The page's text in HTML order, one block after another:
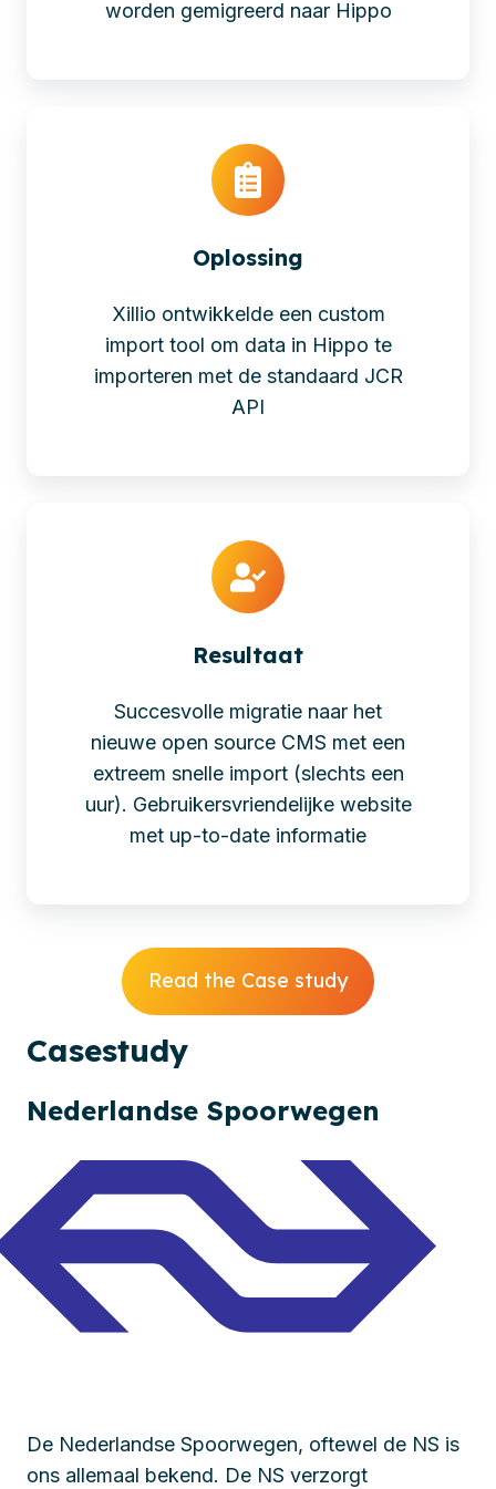
worden gemigreerd naar Hippo
Oplossing
Xillio ontwikkelde een custom
import tool om data in Hippo te
importeren met de standaard JCR
API
Resultaat
Succesvolle migratie naar het
nieuwe open source CMS met een
extreem snelle import (slechts een
uur). Gebruikersvriendelijke website
met up-to-date informatie
Read the Case study
Casestudy
Nederlandse Spoorwegen
De Nederlandse Spoorwegen, oftewel de NS is
ons allemaal bekend. De NS verzorgt